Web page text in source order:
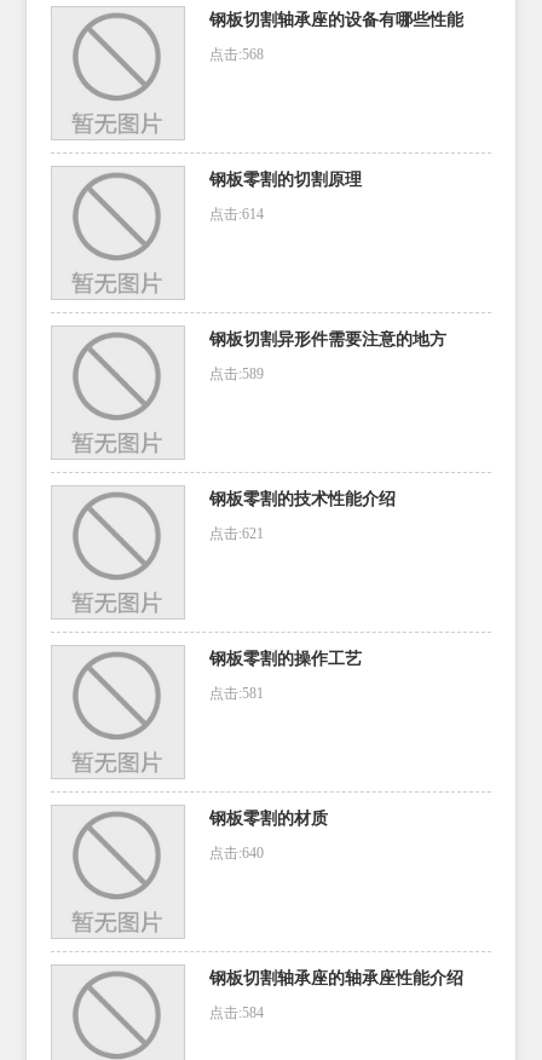
钢板切割轴承座的设备有哪些性能
点击:568
钢板零割的切割原理
点击:614
钢板切割异形件需要注意的地方
点击:589
钢板零割的技术性能介绍
点击:621
钢板零割的操作工艺
点击:581
钢板零割的材质
点击:640
钢板切割轴承座的轴承座性能介绍
点击:584